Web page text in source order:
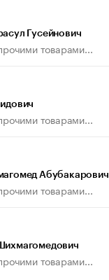
Гусейнович
товарами...
товарами...
Абубакарович
товарами...
товарами...